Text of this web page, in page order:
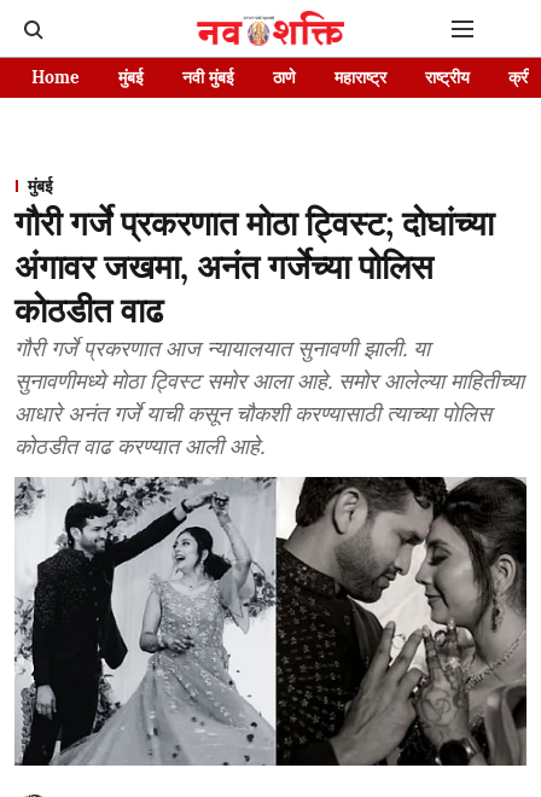
Home मुंबई नवी मुंबई ठाणे महाराष्ट्र राष्ट्रीय
मुंबई
गौरी गर्जे प्रकरणात मोठा ट्विस्ट; दोघांच्या
अंगावर जखमा, अनंत गर्जेच्या पोलिस
कोठडीत वाढ
गौरी गर्जे प्रकरणात आज न्यायालयात सुनावणी झाली. या
सुनावणीमध्ये मोठा ट्विस्ट समोर आला आहे. समोर आलेल्या माहितीच्या
आधारे अनंत गर्जे याची कसून चौकशी करण्यासाठी त्याच्या पोलिस
कोठडीत वाढ करण्यात आली आहे.